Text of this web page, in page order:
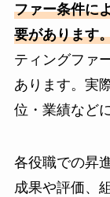
ファー条件に
要があります
ティングファ
あります。実
位・業績など
各役職での昇
成果や評価、